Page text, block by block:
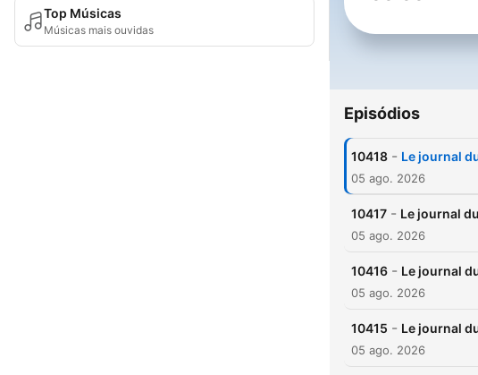
Top Músicas
Músicas mais ouvidas
Episódios
10418 - Le journal
05 ago. 2026
10417 - Le journal
05 ago. 2026
10416 - Le journal
05 ago. 2026
10415 - Le journal
05 ago. 2026